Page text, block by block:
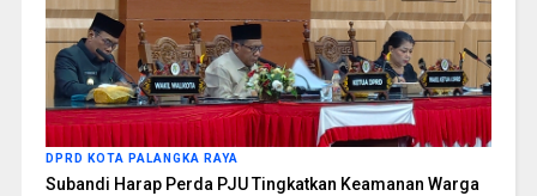
DPRD KOTA PALANGKA RAYA
Subandi Harap Perda PJU Tingkatkan Keamanan Warga